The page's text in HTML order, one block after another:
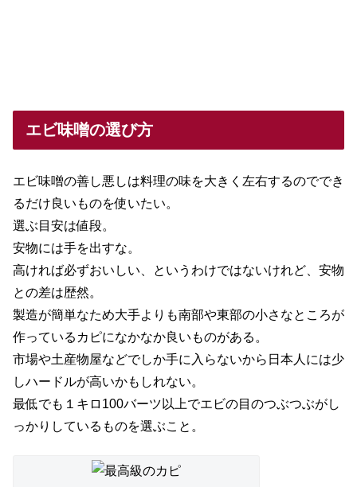
エビ味噌の選び方
エビ味噌の善し悪しは料理の味を大きく左右するのででき
るだけ良いものを使いたい。
選ぶ目安は値段。
安物には手を出すな。
高ければ必ずおいしい、というわけではないけれど、安物
との差は歴然。
製造が簡単なため大手よりも南部や東部の小さなところが
作っているカピになかなか良いものがある。
市場や土産物屋などでしか手に入らないから日本人には少
しハードルが高いかもしれない。
最低でも１キロ100バーツ以上でエビの目のつぶつぶがし
っかりしているものを選ぶこと。